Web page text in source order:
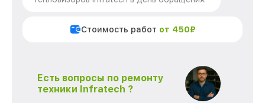
Стоимость работ от 450₽
Есть вопросы по ремонту
техники Infratech ?